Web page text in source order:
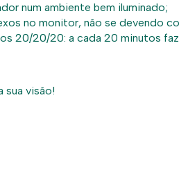
num ambiente bem iluminado;
no monitor, não se devendo
20/20/20: a cada 20 minutos
sua visão!